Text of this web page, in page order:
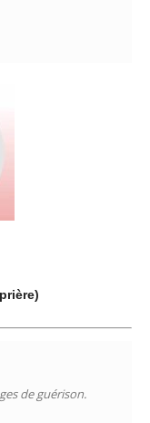
de guérison.